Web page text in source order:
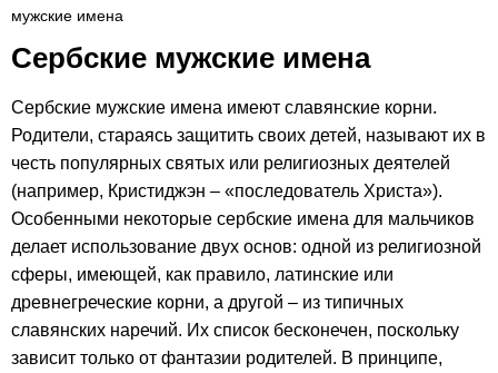
мужские имена
Сербские мужские имена
Сербские мужские имена имеют славянские корни.
Родители, стараясь защитить своих детей, называют их в
честь популярных святых или религиозных деятелей
(например, Кристиджэн – «последователь Христа»).
Особенными некоторые сербские имена для мальчиков
делает использование двух основ: одной из религиозной
сферы, имеющей, как правило, латинские или
древнегреческие корни, а другой – из типичных
славянских наречий. Их список бесконечен, поскольку
зависит только от фантазии родителей. В принципе,